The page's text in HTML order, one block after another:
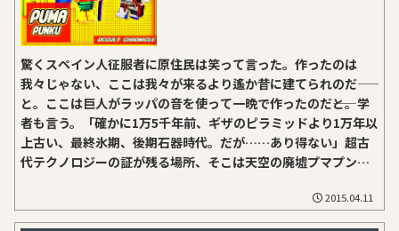
驚くスペイン人征服者に原住民は笑って言った。作ったのは
我々じゃない、ここは我々が来るより遙か昔に建てられのだ――
と。ここは巨人がラッパの音を使って一晩で作ったのだ――と。学
者も言う。「確かに1万5千年前、ギザのピラミッドより1万年以
上古い、最終氷期、後期石器時代。だが……あり得ない」超古
代テクノロジーの証が残る場所、そこは天空の廃墟プマプン
2015.04.11